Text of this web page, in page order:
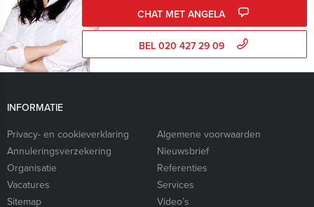
CHAT MET ANGELA
BEL 020 427 29 09
INFORMATIE
Privacy- en cookieverklaring
Algemene voorwaarden
Annuleringsverzekering
Nieuwsbrief
Organisatie
Referenties
Vacatures
Services
Sitemap
Video’s